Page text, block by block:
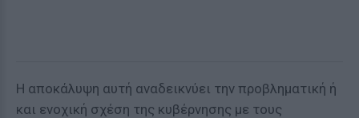
Η αποκάλυψη αυτή αναδεικνύει την προβληματική ή
και ενοχική σχέση της κυβέρνησης με τους